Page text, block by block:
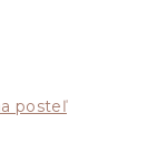
posteľ